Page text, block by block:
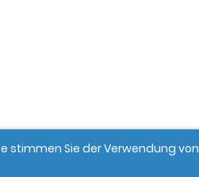
stimmen Sie der Verwendung von